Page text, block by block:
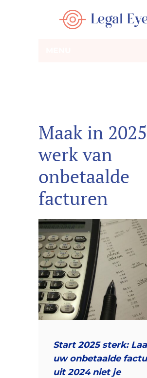
Maak in 2025
werk van
onbetaalde
facturen
Start 2025 sterk:
uw onbetaalde
uit 2024 niet je